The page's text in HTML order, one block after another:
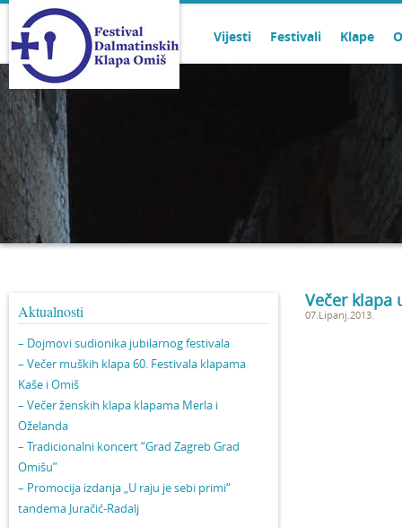
Vijesti Festivali Klape
Aktualnosti
– Dojmovi sudionika jubilarnog festivala
– Večer muških klapa 60. Festivala klapama
Kaše i Omiš
– Večer ženskih klapa klapama Merla i
Oželanda
– Tradicionalni koncert “Grad Zagreb Grad
Omišu”
– Promocija izdanja „U raju je sebi primi“
tandema Juračić-Radalj
Večer klapa
07.Lipanj.2013.